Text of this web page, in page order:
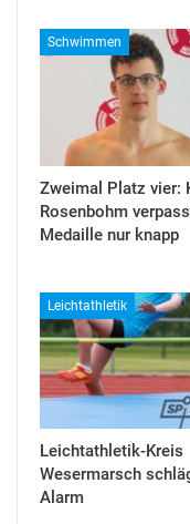
Schwimmen
Zweimal Platz vier:
Rosenbohm
Medaille nur knapp
Leichtathletik
Leichtathletik-Kreis
Wesermarsch
Alarm